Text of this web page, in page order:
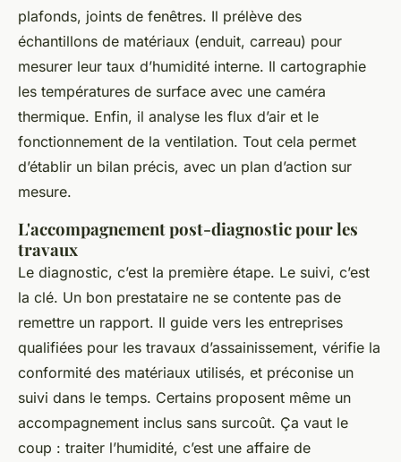
plafonds, joints de fenêtres. Il prélève des
échantillons de matériaux (enduit, carreau) pour
mesurer leur taux d’humidité interne. Il cartographie
les températures de surface avec une caméra
thermique. Enfin, il analyse les flux d’air et le
fonctionnement de la ventilation. Tout cela permet
d’établir un bilan précis, avec un plan d’action sur
mesure.
L'accompagnement post-diagnostic pour les
travaux
Le diagnostic, c’est la première étape. Le suivi, c’est
la clé. Un bon prestataire ne se contente pas de
remettre un rapport. Il guide vers les entreprises
qualifiées pour les travaux d’assainissement, vérifie la
conformité des matériaux utilisés, et préconise un
suivi dans le temps. Certains proposent même un
accompagnement inclus sans surcoût. Ça vaut le
coup : traiter l’humidité, c’est une affaire de